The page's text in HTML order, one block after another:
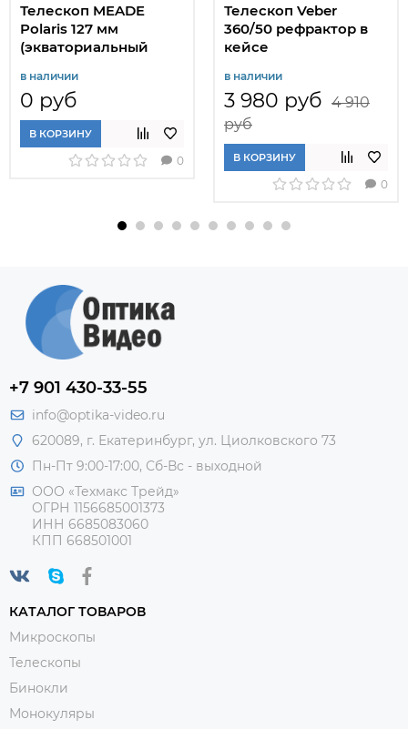
Телескоп MEADE
Polaris 127 мм
(экваториальный
в наличии
0 руб
В КОРЗИНУ
0
Телескоп Veber
360/50 рефрактор в
кейсе
в наличии
3 980 руб 4 910
руб
В КОРЗИНУ
0
+7 901 430-33-55
info@optika-video.ru
620089, г. Екатеринбург, ул. Циолковского 73
Пн-Пт 9:00-17:00, Сб-Вс - выходной
ООО «Техмакс Трейд»
ОГРН 1156685001373
ИНН 6685083060
КПП 668501001
КАТАЛОГ ТОВАРОВ
Микроскопы
Телескопы
Бинокли
Монокуляры